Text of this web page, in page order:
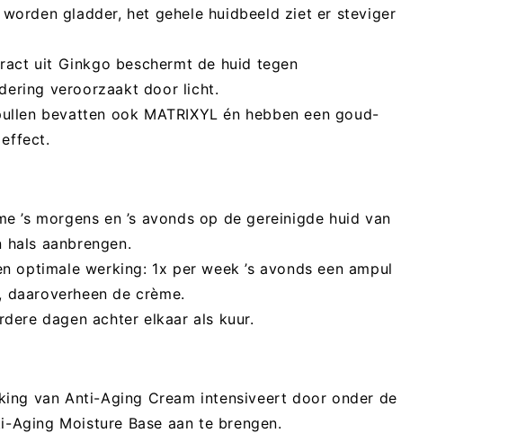
gladder, het gehele huidbeeld ziet er steviger
uit Ginkgo beschermt de huid tegen
veroorzaakt door licht.
bevatten ook MATRIXYL én hebben een goud-
’s morgens en ’s avonds op de gereinigde huid van
hals aanbrengen.
optimale werking: 1x per week ’s avonds een ampul
daaroverheen de crème.
dagen achter elkaar als kuur.
van Anti-Aging Cream intensiveert door onder de
Aging Moisture Base aan te brengen.